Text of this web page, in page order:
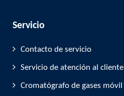
Servicio
Contacto de servicio
Servicio de atención al cliente
Cromatógrafo de gases móvil